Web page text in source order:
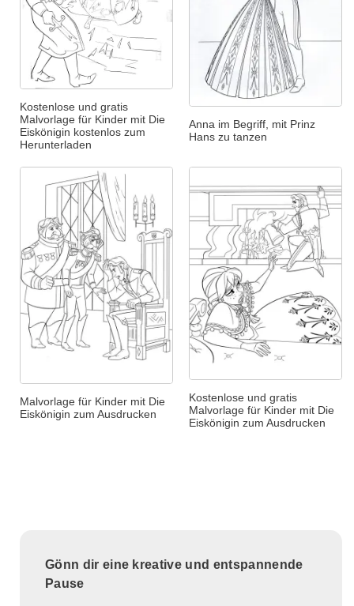
Kostenlose und gratis
Malvorlage für Kinder mit Die
Eiskönigin kostenlos zum
Herunterladen
Anna im Begriff, mit Prinz
Hans zu tanzen
Malvorlage für Kinder mit Die
Eiskönigin zum Ausdrucken
Kostenlose und gratis
Malvorlage für Kinder mit Die
Eiskönigin zum Ausdrucken
Gönn dir eine kreative und entspannende
Pause